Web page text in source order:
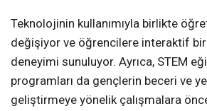
Teknolojinin kullanımıyla birlikte
değişiyor ve öğrencilere interaktif
deneyimi sunuluyor. Ayrıca, STEM
programları da gençlerin beceri ve
geliştirmeye yönelik çalışmalara